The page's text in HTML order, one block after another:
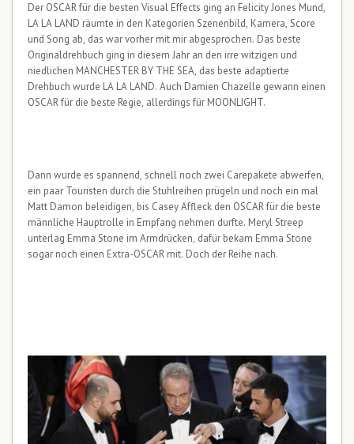
Der OSCAR für die besten Visual Effects ging an Felicity Jones Mund,
LA LA LAND räumte in den Kategorien Szenenbild, Kamera, Score
und Song ab, das war vorher mit mir abgesprochen. Das beste
Originaldrehbuch ging in diesem Jahr an den irre witzigen und
niedlichen MANCHESTER BY THE SEA, das beste adaptierte
Drehbuch wurde LA LA LAND. Auch Damien Chazelle gewann einen
OSCAR für die beste Regie, allerdings für MOONLIGHT.
Dann wurde es spannend, schnell noch zwei Carepakete abwerfen,
ein paar Touristen durch die Stuhlreihen prügeln und noch ein mal
Matt Damon beleidigen, bis Casey Affleck den OSCAR für die beste
männliche Hauptrolle in Empfang nehmen durfte. Meryl Streep
unterlag Emma Stone im Armdrücken, dafür bekam Emma Stone
sogar noch einen Extra-OSCAR mit. Doch der Reihe nach.